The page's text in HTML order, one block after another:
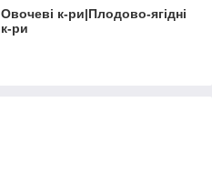
Овочеві к-ри|Плодово-ягідні
к-ри